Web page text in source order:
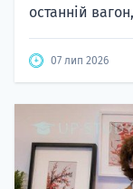
останній
07 лип 2026